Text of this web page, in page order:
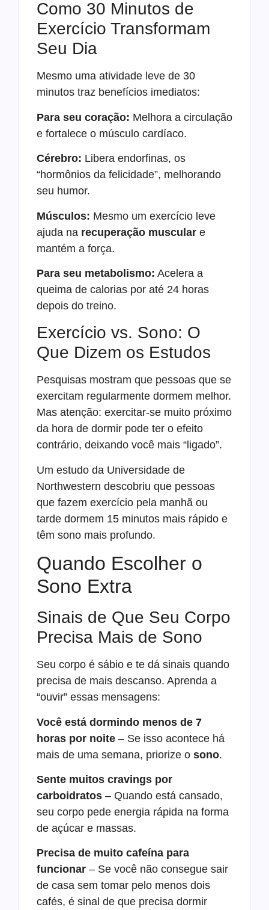
Como 30 Minutos de
Exercício Transformam
Seu Dia
Mesmo uma atividade leve de 30
minutos traz benefícios imediatos:
Para seu coração: Melhora a circulação
e fortalece o músculo cardíaco.
Cérebro: Libera endorfinas, os
“hormônios da felicidade”, melhorando
seu humor.
Músculos: Mesmo um exercício leve
ajuda na recuperação muscular e
mantém a força.
Para seu metabolismo: Acelera a
queima de calorias por até 24 horas
depois do treino.
Exercício vs. Sono: O
Que Dizem os Estudos
Pesquisas mostram que pessoas que se
exercitam regularmente dormem melhor.
Mas atenção: exercitar-se muito próximo
da hora de dormir pode ter o efeito
contrário, deixando você mais “ligado”.
Um estudo da Universidade de
Northwestern descobriu que pessoas
que fazem exercício pela manhã ou
tarde dormem 15 minutos mais rápido e
têm sono mais profundo.
Quando Escolher o
Sono Extra
Sinais de Que Seu Corpo
Precisa Mais de Sono
Seu corpo é sábio e te dá sinais quando
precisa de mais descanso. Aprenda a
“ouvir” essas mensagens:
Você está dormindo menos de 7
horas por noite – Se isso acontece há
mais de uma semana, priorize o sono.
Sente muitos cravings por
carboidratos – Quando está cansado,
seu corpo pede energia rápida na forma
de açúcar e massas.
Precisa de muito cafeína para
funcionar – Se você não consegue sair
de casa sem tomar pelo menos dois
cafés, é sinal de que precisa dormir